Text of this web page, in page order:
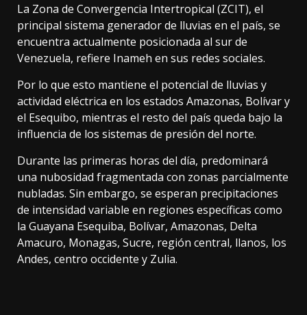
La Zona de Convergencia Intertropical (ZCIT), el
principal sistema generador de lluvias en el país, se
encuentra actualmente posicionada al sur de
Venezuela, refiere Inameh en sus redes sociales.
Por lo que esto mantiene el potencial de lluvias y
actividad eléctrica en los estados Amazonas, Bolívar y
el Esequibo, mientras el resto del país queda bajo la
influencia de los sistemas de presión del norte.
Durante las primeras horas del día, predominará
una nubosidad fragmentada con zonas parcialmente
nubladas. Sin embargo, se esperan precipitaciones
de intensidad variable en regiones específicas como
la Guayana Esequiba, Bolívar, Amazonas, Delta
Amacuro, Monagas, Sucre, región central, llanos, los
Andes, centro occidente y Zulia.